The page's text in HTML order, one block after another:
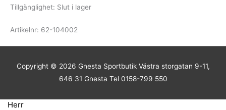
Tillgänglighet: Slut i lager
Artikelnr: 62-104002
Copyright © 2026 Gnesta SportbutikVästra storgatan 9-11,
646 31 Gnesta Tel 0158-799 550
Herr